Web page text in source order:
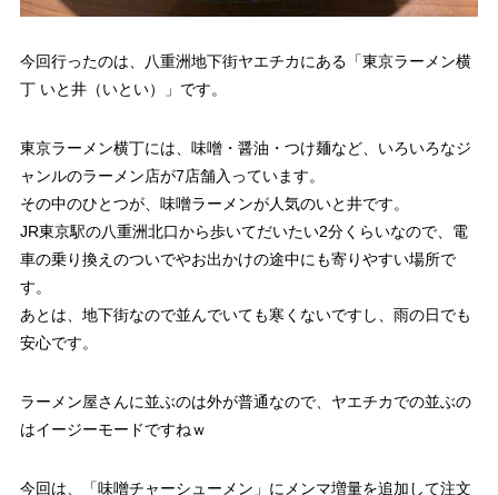
今回行ったのは、八重洲地下街ヤエチカにある「東京ラーメン横
丁 いと井（いとい）」です。
東京ラーメン横丁には、味噌・醤油・つけ麺など、いろいろなジ
ャンルのラーメン店が7店舗入っています。
その中のひとつが、味噌ラーメンが人気のいと井です。
JR東京駅の八重洲北口から歩いてだいたい2分くらいなので、電
車の乗り換えのついでやお出かけの途中にも寄りやすい場所で
す。
あとは、地下街なので並んでいても寒くないですし、雨の日でも
安心です。
ラーメン屋さんに並ぶのは外が普通なので、ヤエチカでの並ぶの
はイージーモードですねｗ
今回は、「味噌チャーシューメン」にメンマ増量を追加して注文